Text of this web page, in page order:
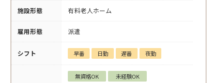
施設形態 有料老人ホーム
雇用形態 派遣
シフト 早番 日勤 遅番 夜勤
無資格OK
未経験OK